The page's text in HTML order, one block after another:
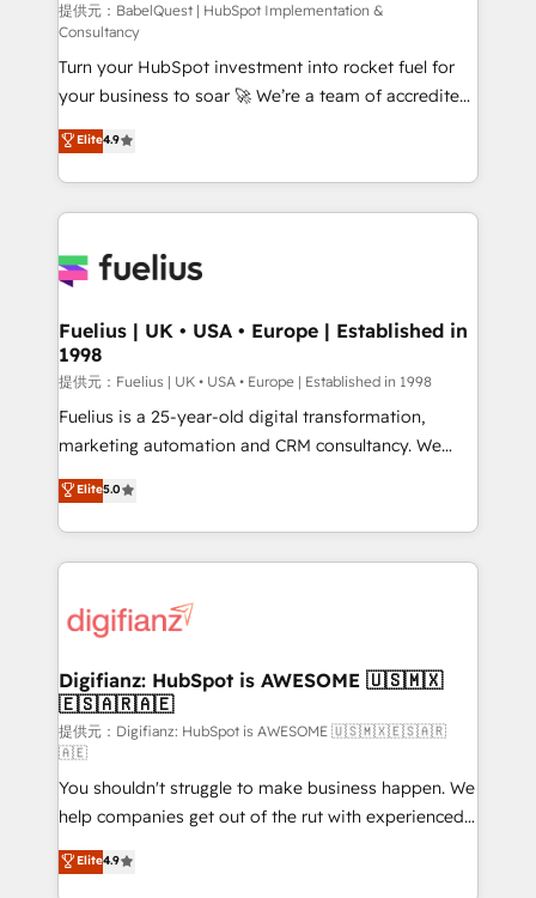
CMS • ISO/IEC 27001:2022, ISO 9001:2015, and ISO
42001:2023 certified - the AI management standard •
GuardHub: our AI governance framework, built on
ISO 42001 Ready for the next step? Click the 👈
'𝗖𝗼𝗻𝘁𝗮𝗰𝘁 𝗯𝘂𝘀𝗶𝗻𝗲𝘀𝘀' button to get in touch (𝘸𝘦'𝘳𝘦
𝘴𝘶𝘱𝘦𝘳 𝘳𝘦𝘴𝘱𝘰𝘯𝘴𝘪𝘷𝘦)
提供元：BabelQuest | HubSpot Implementation &
Consultancy
Turn your HubSpot investment into rocket fuel for
your business to soar 🚀 We’re a team of accredited
HubSpot experts ready to help you. We can
implement the platform into complex business
environments, optimise what you've got and make
sure you can actually use it, build your website in
for you and execute it on HubSpot. We are on the
framework, meaning we've been accredited by
HubSpot and vetted by the CCS, which means we
can support public sector companies as well the
other ones listed in our profile. Our services: -
HubSpot implementation - HubSpot CMS website
is there for you to: - Grow revenue, and run your
business more efficiently - Build stronger
more people - Get the most out of your HubSpot
investment
Elite4.9
Fuelius | UK • USA • Europe | Established in
1998
提供元：Fuelius | UK • USA • Europe | Established in 1998
Fuelius is a 25-year-old digital transformation,
marketing automation and CRM consultancy. We
enable mid-market and enterprise clients to
maximise their return from digital and fuel their
growth. We modernise platforms, streamline
operations that are causing inefficiencies, improve
supercharge revenue operations Key services: • CRM
Transformation / Web Development • RevOps &
Sales Consulting • Marketing Automation What
makes us different? 🚀 Top 0.5% of global HubSpot
agencies ⚙️ The strongest technical ability and
integration capabilities 💼 Consultative, long-term
partners who will embed ourselves into your
business, processes and systems 🏢 We specialise in
working with mid-market and enterprise
Elite5.0
Digifianz: HubSpot is AWESOME 🇺🇸🇲🇽
🇪🇸🇦🇷🇦🇪
提供元：Digifianz: HubSpot is AWESOME 🇺🇸🇲🇽🇪🇸🇦🇷
🇦🇪
You shouldn't struggle to make business happen. We
help companies get out of the rut with experienced,
process-oriented teams implementing HubSpot
Marketing, Sales, Service, CMS and Operations Hub,
Elite4.9